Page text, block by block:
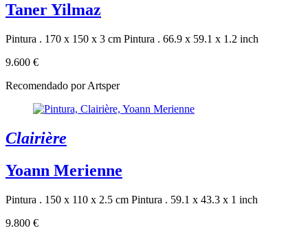
Taner Yilmaz
Pintura . 170 x 150 x 3 cm Pintura . 66.9 x 59.1 x 1.2 inch
9.600 €
Recomendado por Artsper
Clairière
Yoann Merienne
Pintura . 150 x 110 x 2.5 cm Pintura . 59.1 x 43.3 x 1 inch
9.800 €